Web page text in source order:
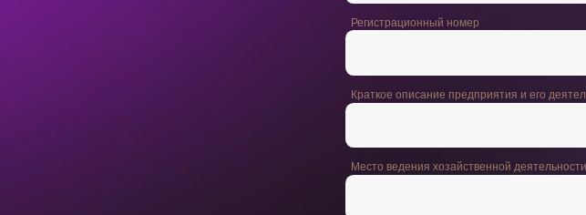
Регистрационный номер
Краткое описание предприятия и его
Место ведения хозайственной